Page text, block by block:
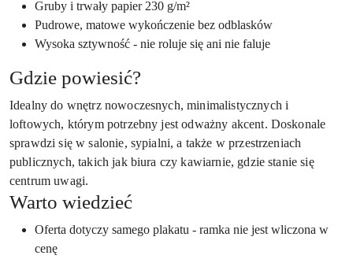
Gruby i trwały papier 230 g/m²
Pudrowe, matowe wykończenie bez odblasków
Wysoka sztywność - nie roluje się ani nie faluje
Gdzie powiesić?
Idealny do wnętrz nowoczesnych, minimalistycznych i
loftowych, którym potrzebny jest odważny akcent. Doskonale
sprawdzi się w salonie, sypialni, a także w przestrzeniach
publicznych, takich jak biura czy kawiarnie, gdzie stanie się
centrum uwagi.
Warto wiedzieć
Oferta dotyczy samego plakatu - ramka nie jest wliczona w
cenę